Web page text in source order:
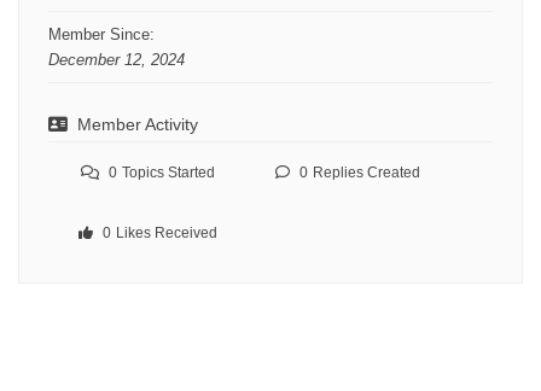
Member Since:
December 12, 2024
Member Activity
0 Topics Started 0 Replies Created
0 Likes Received